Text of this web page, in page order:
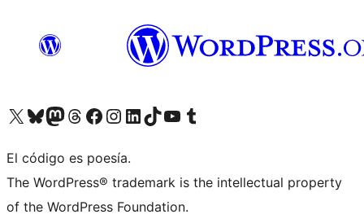
Visita nuestra cuenta de X (anteriormente Twitter)
Visita nuestra cuenta de Bluesky
Visita nuestra cuenta de Mastodon
Visita nuestra cuenta de Threads
Visita nuestra página de Facebook
Visita nuestra cuenta de Instagram
Visita nuestra cuenta de LinkedIn
Visita nuestra cuenta de TikTok
Visita nuestro canal de YouTube
Visita nuestra cuenta de Tumblr
El código es poesía.
The WordPress® trademark is the intellectual property
of the WordPress Foundation.